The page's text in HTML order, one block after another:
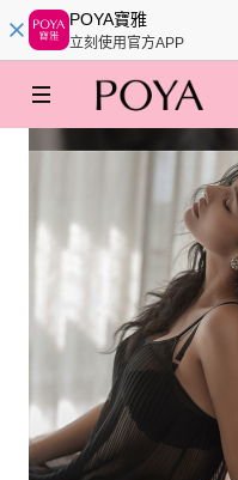
POYA寶雅
立刻使用官方APP